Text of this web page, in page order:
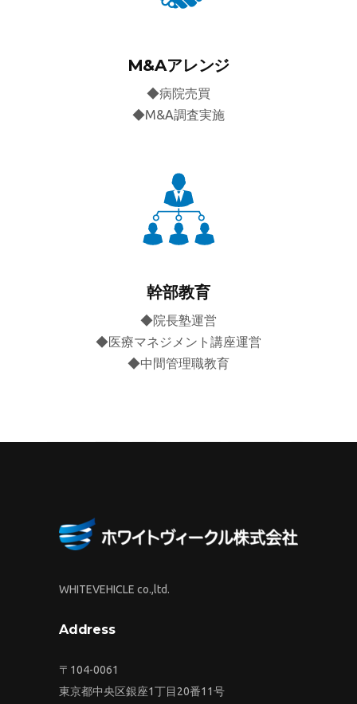
M&Aアレンジ
◆病院売買
◆M&A調査実施
幹部教育
◆院長塾運営
◆医療マネジメント講座運営
◆中間管理職教育
WHITEVEHICLE co.,ltd.
Address
〒104-0061
東京都中央区銀座1丁目20番11号